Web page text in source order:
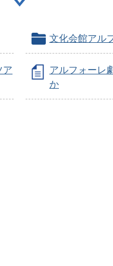
文化会館アル
ア
アルフォーレ
か